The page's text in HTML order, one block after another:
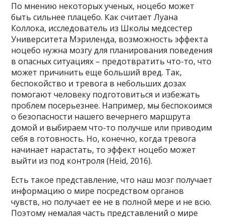
По мнению некоторых ученых, ноцебо может
быть сильнее плацебо. Как считает Луана
Коллока, исследователь из Школы медсестер
Университета Мэриленда, возможность эффекта
ноцебо нужна мозгу для планирования поведения
в опасных ситуациях – предотвратить что-то, что
может причинить еще больший вред. Так,
беспокойство и тревога в небольших дозах
помогают человеку подготовиться и избежать
проблем посерьезнее. Например, мы беспокоимся
о безопасности нашего вечернего маршрута
домой и выбираем что-то получше или приводим
себя в готовность. Но, конечно, когда тревога
начинает нарастать, то эффект ноцебо может
выйти из под контроля (Heid, 2016).
Есть такое представление, что наш мозг получает
информацию о мире посредством органов
чувств, но получает ее не в полной мере и не всю.
Поэтому немалая часть представлений о мире